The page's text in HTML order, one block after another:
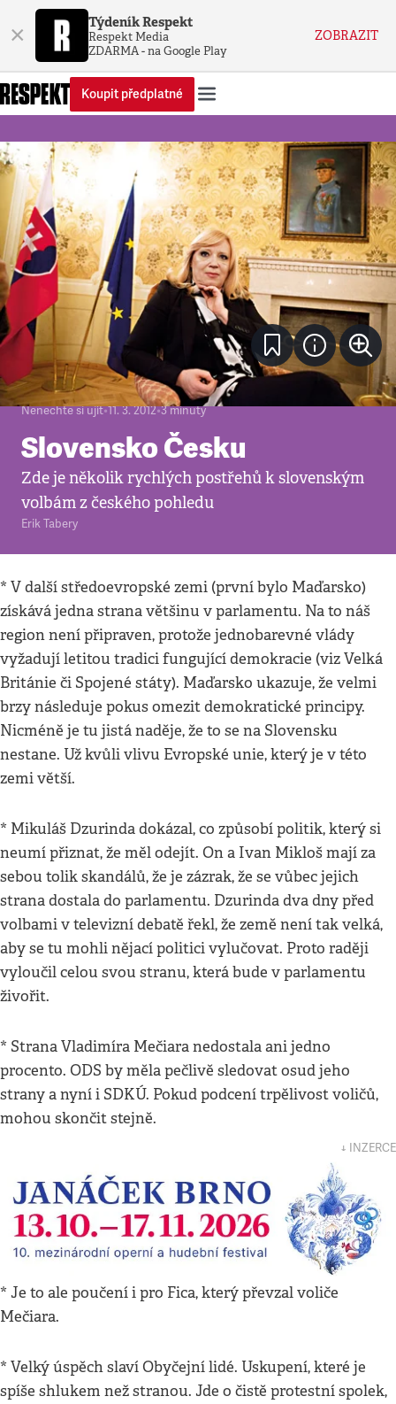
× Týdeník Respekt
Respekt Media
ZDARMA - na Google Play
ZOBRAZIT
Koupit předplatné
Nenechte si ujít•11. 3. 2012•3minuty
Slovensko Česku
Zde je několik rychlých postřehů k slovenským
volbám z českého pohledu
Erik Tabery
* V další středoevropské zemi (první bylo Maďarsko)
získává jedna strana většinu v parlamentu. Na to náš
region není připraven, protože jednobarevné vlády
vyžadují letitou tradici fungující demokracie (viz Velká
Británie či Spojené státy). Maďarsko ukazuje, že velmi
brzy následuje pokus omezit demokratické principy.
Nicméně je tu jistá naděje, že to se na Slovensku
nestane. Už kvůli vlivu Evropské unie, který je v této
zemi větší.
* Mikuláš Dzurinda dokázal, co způsobí politik, který si
neumí přiznat, že měl odejít. On a Ivan Mikloš mají za
sebou tolik skandálů, že je zázrak, že se vůbec jejich
strana dostala do parlamentu. Dzurinda dva dny před
volbami v televizní debatě řekl, že země není tak velká,
aby se tu mohli nějací politici vylučovat. Proto raději
vyloučil celou svou stranu, která bude v parlamentu
živořit.
* Strana Vladimíra Mečiara nedostala ani jedno
procento. ODS by měla pečlivě sledovat osud jeho
strany a nyní i SDKÚ. Pokud podcení trpělivost voličů,
mohou skončit stejně.
↓ INZERCE
* Je to ale poučení i pro Fica, který převzal voliče
Mečiara.
* Velký úspěch slaví Obyčejní lidé. Uskupení, které je
spíše shlukem než stranou. Jde o čistě protestní spolek,